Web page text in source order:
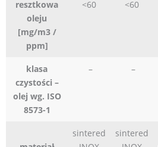
resztkowa
oleju
[mg/m3 /
ppm]
<60
<60
klasa
czystości –
olej wg. ISO
8573-1
– –
sintered
sintered